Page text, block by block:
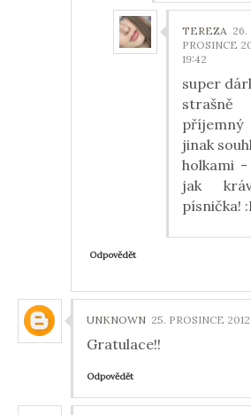
TEREZA 26.
PROSINCE
19:42
super
strašně
jinak
holkami
jak
písnička!
Odpovědět
UNKNOWN 25. PROSINCE 2012
Gratulace!!
Odpovědět